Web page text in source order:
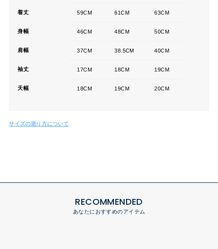
着丈 59CM 61CM 63CM
身幅 46CM 48CM 50CM
肩幅 37CM 38.5CM 40CM
袖丈 17CM 18CM 19CM
天幅 18CM 19CM 20CM
サイズの測り方について
RECOMMENDED
あなたにおすすめのアイテム